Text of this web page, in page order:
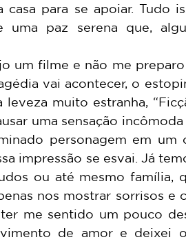
casa para se apoiar. Tudo
uma paz serena que,
vai acontecer, o
leveza muito estranha,
uma sensação
personagem em um
impressão se esvai. Já
ou até mesmo família,
nos mostrar sorrisos e
me sentido um pouco
de amor e deixei